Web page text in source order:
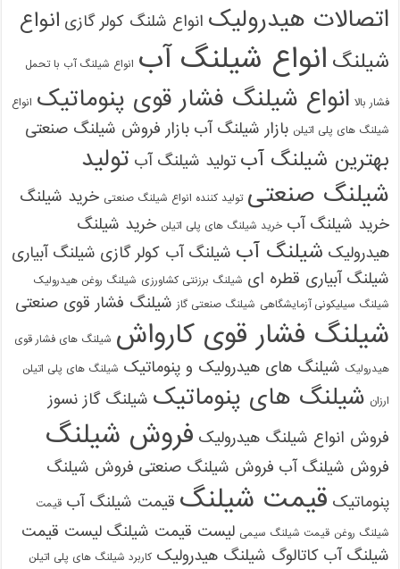
اتصالات هیدرولیک انواع شلنگ کولر گازی انواع
شیلنگ انواع شیلنگ آب انواع شیلنگ آب با تحمل
فشار بالا انواع شیلنگ فشار قوی پنوماتیک انواع
شیلنگ های پلی اتیلن بازار شیلنگ آب بازار فروش شیلنگ صنعتی
بهترین شیلنگ آب تولید شیلنگ آب تولید
شیلنگ صنعتی تولید کننده انواع شیلنگ صنعتی خرید شیلنگ
خرید شیلنگ آب خرید شیلنگ های پلی اتیلن خرید شیلنگ
هیدرولیک شیلنگ آب شیلنگ آب کولر گازی شیلنگ آبیاری
شیلنگ آبیاری قطره ای شیلنگ برزنتی کشاورزی شیلنگ روغن هیدرولیک
شیلنگ سیلیکونی آزمایشگاهی شیلنگ صنعتی گاز شیلنگ فشار قوی صنعتی
شیلنگ فشار قوی کارواش شیلنگ های فشار قوی
هیدرولیک شیلنگ های هیدرولیک و پنوماتیک شیلنگ های پلی اتیلن
ارزان شیلنگ های پنوماتیک شیلنگ گاز نسوز
فروش انواع شیلنگ هیدرولیک فروش شیلنگ
فروش شیلنگ آب فروش شیلنگ صنعتی فروش شیلنگ
پنوماتیک قیمت شیلنگ قیمت شیلنگ آب قیمت
شیلنگ روغن قیمت شیلنگ سیمی لیست قیمت شیلنگ لیست قیمت
شیلنگ آب کاتالوگ شیلنگ هیدرولیک کاربرد شیلنگ های پلی اتیلن